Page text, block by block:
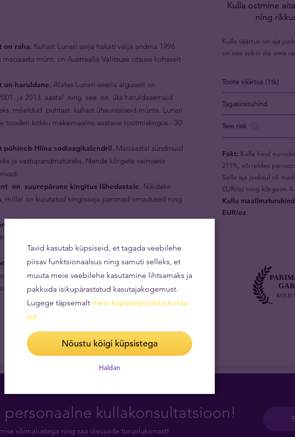
on raha. Kullast Lunari sarja hakati välja andma 1996.
münt, on Austraalia Valitsuse otsuse kohaselt
on haruldane. Alates Lunari-seeria algusest on
ja 2013. aastal ning see on üks haruldasemaid
mõeldud puhtast kullast üheuntsiseid münte. Lunari
toodeti kokku maksimaalne aastane tootmiskogus - 30
põhineb Hiina sodiaagikalendril. Maoaastal sündinuid
ja vastupandmatuteks. Nende kõrgete vaimsete
on suurepärane kingitus lähedastele. Näidake
millel on kujutatud kingisaaja parimad omadused ning
äärmiselt hea kvaliteediga.
säravat ja detailiderohket vermitud
populaarsed nutikate investorite seas.Iga
kujundus, piiratud tiraaž, mündi suurepärane
tähendavad arvestatavat lisaväärtust järelturul.
Kulla ostmine
ning
Kulla väärtus on aja
on see sobiv viis oma
Toote väärtus (1tk)
Tagasiostuhind
Teie risk
Fakt: Kulla hind
211%, võrreldes
Selle aja jooksul oli
EUR/oz ning kõrgeim 4
Kulla
EUR/oz
personaalne kullakonsultatsioon!
võimalustega ning saa ülevaade turuolukorrast!
Tavid kasutab küpsiseid, et tagada veebilehe
piisav funktsionaalsus ning samuti selleks, et
muuta meie veebilehe kasutamine lihtsamaks ja
pakkuda isikupärastatud kasutajakogemust.
Lugege täpsemalt meie küpsisepoliitika kohta
siit.
Nõustu kõigi küpsistega
Haldan